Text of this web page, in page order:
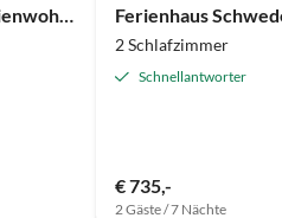
2 Schlafzimmer
Schnellantworter
€ 735,-
2 Gäste / 7 Nächte